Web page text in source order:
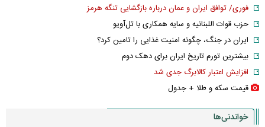
فوری/ توافق ایران و عمان درباره بازگشایی تنگه هرمز
حزب قوات اللبنانیه و سایه همکاری با تل‌آویو
ایران در جنگ، چگونه امنیت غذایی را تامین کرد؟
بیشترین تورم تاریخ ایران برای دهک دوم
افزایش اعتبار کالابرگ جدی شد
قیمت سکه و طلا + جدول
خواندنی‌ها